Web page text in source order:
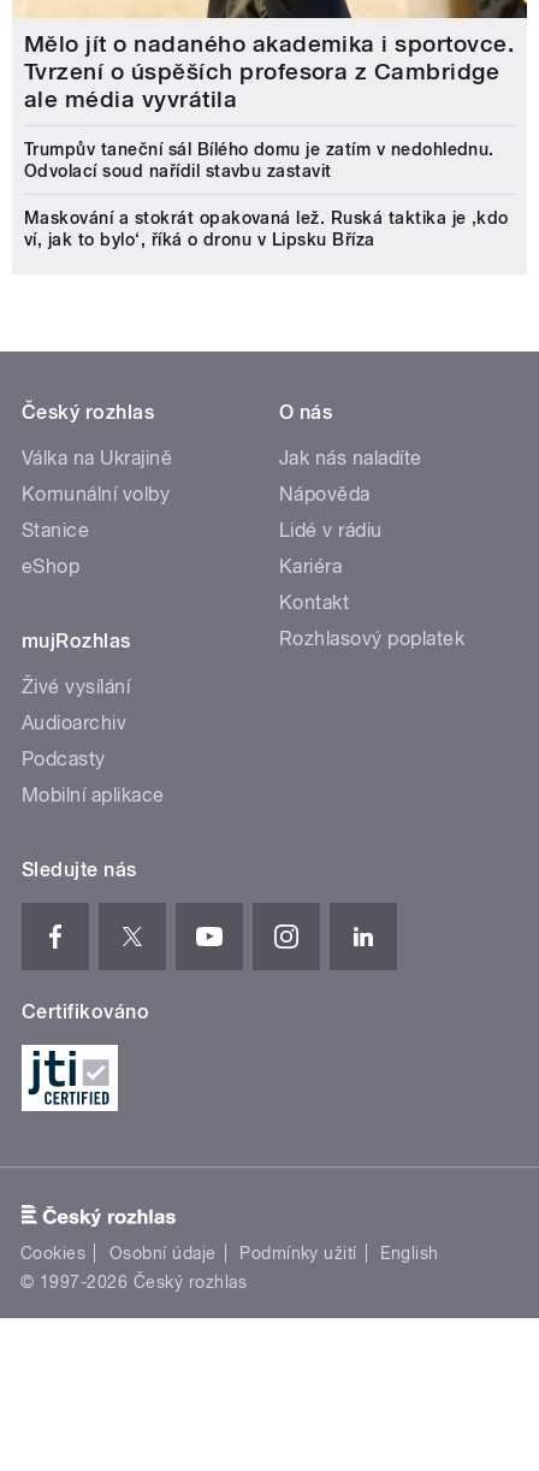
Mělo jít o nadaného akademika i sportovce.
Tvrzení o úspěších profesora z Cambridge
ale média vyvrátila
Trumpův taneční sál Bílého domu je zatím v nedohlednu.
Odvolací soud nařídil stavbu zastavit
Maskování a stokrát opakovaná lež. Ruská taktika je ‚kdo
ví, jak to bylo‘, říká o dronu v Lipsku Bříza
Český rozhlas
Válka na Ukrajině
Komunální volby
Stanice
eShop
mujRozhlas
Živé vysílání
Audioarchiv
Podcasty
Mobilní aplikace
O nás
Jak nás naladíte
Nápověda
Lidé v rádiu
Kariéra
Kontakt
Rozhlasový poplatek
Sledujte nás
Certifikováno
Cookies Osobní údaje Podmínky užití
English
© 1997-2026 Český rozhlas